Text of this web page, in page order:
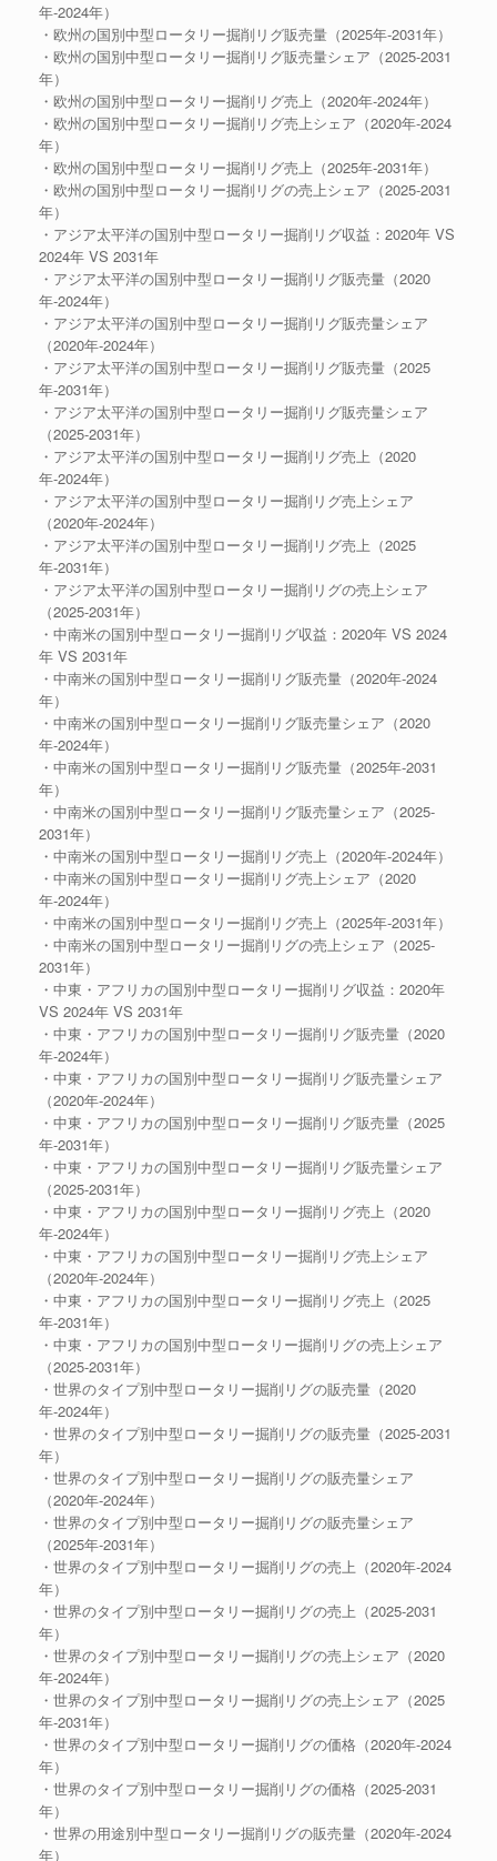
年-2024年）
・欧州の国別中型ロータリー掘削リグ販売量（2025年-2031年）
・欧州の国別中型ロータリー掘削リグ販売量シェア（2025-2031
年）
・欧州の国別中型ロータリー掘削リグ売上（2020年-2024年）
・欧州の国別中型ロータリー掘削リグ売上シェア（2020年-2024
年）
・欧州の国別中型ロータリー掘削リグ売上（2025年-2031年）
・欧州の国別中型ロータリー掘削リグの売上シェア（2025-2031
年）
・アジア太平洋の国別中型ロータリー掘削リグ収益：2020年 VS
2024年 VS 2031年
・アジア太平洋の国別中型ロータリー掘削リグ販売量（2020
年-2024年）
・アジア太平洋の国別中型ロータリー掘削リグ販売量シェア
（2020年-2024年）
・アジア太平洋の国別中型ロータリー掘削リグ販売量（2025
年-2031年）
・アジア太平洋の国別中型ロータリー掘削リグ販売量シェア
（2025-2031年）
・アジア太平洋の国別中型ロータリー掘削リグ売上（2020
年-2024年）
・アジア太平洋の国別中型ロータリー掘削リグ売上シェア
（2020年-2024年）
・アジア太平洋の国別中型ロータリー掘削リグ売上（2025
年-2031年）
・アジア太平洋の国別中型ロータリー掘削リグの売上シェア
（2025-2031年）
・中南米の国別中型ロータリー掘削リグ収益：2020年 VS 2024
年 VS 2031年
・中南米の国別中型ロータリー掘削リグ販売量（2020年-2024
年）
・中南米の国別中型ロータリー掘削リグ販売量シェア（2020
年-2024年）
・中南米の国別中型ロータリー掘削リグ販売量（2025年-2031
年）
・中南米の国別中型ロータリー掘削リグ販売量シェア（2025-
2031年）
・中南米の国別中型ロータリー掘削リグ売上（2020年-2024年）
・中南米の国別中型ロータリー掘削リグ売上シェア（2020
年-2024年）
・中南米の国別中型ロータリー掘削リグ売上（2025年-2031年）
・中南米の国別中型ロータリー掘削リグの売上シェア（2025-
2031年）
・中東・アフリカの国別中型ロータリー掘削リグ収益：2020年
VS 2024年 VS 2031年
・中東・アフリカの国別中型ロータリー掘削リグ販売量（2020
年-2024年）
・中東・アフリカの国別中型ロータリー掘削リグ販売量シェア
（2020年-2024年）
・中東・アフリカの国別中型ロータリー掘削リグ販売量（2025
年-2031年）
・中東・アフリカの国別中型ロータリー掘削リグ販売量シェア
（2025-2031年）
・中東・アフリカの国別中型ロータリー掘削リグ売上（2020
年-2024年）
・中東・アフリカの国別中型ロータリー掘削リグ売上シェア
（2020年-2024年）
・中東・アフリカの国別中型ロータリー掘削リグ売上（2025
年-2031年）
・中東・アフリカの国別中型ロータリー掘削リグの売上シェア
（2025-2031年）
・世界のタイプ別中型ロータリー掘削リグの販売量（2020
年-2024年）
・世界のタイプ別中型ロータリー掘削リグの販売量（2025-2031
年）
・世界のタイプ別中型ロータリー掘削リグの販売量シェア
（2020年-2024年）
・世界のタイプ別中型ロータリー掘削リグの販売量シェア
（2025年-2031年）
・世界のタイプ別中型ロータリー掘削リグの売上（2020年-2024
年）
・世界のタイプ別中型ロータリー掘削リグの売上（2025-2031
年）
・世界のタイプ別中型ロータリー掘削リグの売上シェア（2020
年-2024年）
・世界のタイプ別中型ロータリー掘削リグの売上シェア（2025
年-2031年）
・世界のタイプ別中型ロータリー掘削リグの価格（2020年-2024
年）
・世界のタイプ別中型ロータリー掘削リグの価格（2025-2031
年）
・世界の用途別中型ロータリー掘削リグの販売量（2020年-2024
年）